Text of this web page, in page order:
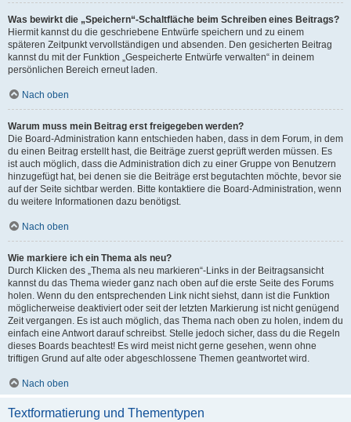
Was bewirkt die „Speichern“-Schaltfläche beim Schreiben eines Beitrags?
Hiermit kannst du die geschriebene Entwürfe speichern und zu einem
späteren Zeitpunkt vervollständigen und absenden. Den gesicherten Beitrag
kannst du mit der Funktion „Gespeicherte Entwürfe verwalten“ in deinem
persönlichen Bereich erneut laden.
Nach oben
Warum muss mein Beitrag erst freigegeben werden?
Die Board-Administration kann entschieden haben, dass in dem Forum, in dem
du einen Beitrag erstellt hast, die Beiträge zuerst geprüft werden müssen. Es
ist auch möglich, dass die Administration dich zu einer Gruppe von Benutzern
hinzugefügt hat, bei denen sie die Beiträge erst begutachten möchte, bevor sie
auf der Seite sichtbar werden. Bitte kontaktiere die Board-Administration, wenn
du weitere Informationen dazu benötigst.
Nach oben
Wie markiere ich ein Thema als neu?
Durch Klicken des „Thema als neu markieren“-Links in der Beitragsansicht
kannst du das Thema wieder ganz nach oben auf die erste Seite des Forums
holen. Wenn du den entsprechenden Link nicht siehst, dann ist die Funktion
möglicherweise deaktiviert oder seit der letzten Markierung ist nicht genügend
Zeit vergangen. Es ist auch möglich, das Thema nach oben zu holen, indem du
einfach eine Antwort darauf schreibst. Stelle jedoch sicher, dass du die Regeln
dieses Boards beachtest! Es wird meist nicht gerne gesehen, wenn ohne
triftigen Grund auf alte oder abgeschlossene Themen geantwortet wird.
Nach oben
Textformatierung und Thementypen